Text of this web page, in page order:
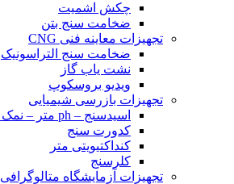
چکش اشمیت
ضخامت سنج بتن
تجهیزات معاینه فنی CNG
ضخامت سنج التراسونیک
نشت یاب گاز
ویدیو بروسکوپ
تجهیزات بازرسی شیمیایی
اسیدسنج – ph متر – نمک سنج
کدورت سنج
کنداکتیویتی متر
کلرسنج
تجهیزات آزمایشگاه متالوگرافی